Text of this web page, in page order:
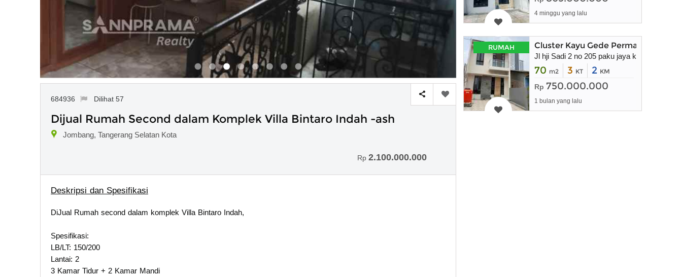
684936 Dilihat 57
Dijual Rumah Second dalam Komplek Villa Bintaro Indah -ash
Jombang, Tangerang Selatan Kota
Rp 2.100.000.000
Deskripsi dan Spesifikasi
DiJual Rumah second dalam komplek Villa Bintaro Indah,
Spesifikasi:
LB/LT: 150/200
Lantai: 2
3 Kamar Tidur + 2 Kamar Mandi
4 minggu yang lalu
RUMAH Cluster Kayu Gede Permai 2 Bebas
Jl hji Sadi 2 no 205 paku jaya kec Serpong
70 m2 3 KT 2 KM
Rp 750.000.000
1 bulan yang lalu